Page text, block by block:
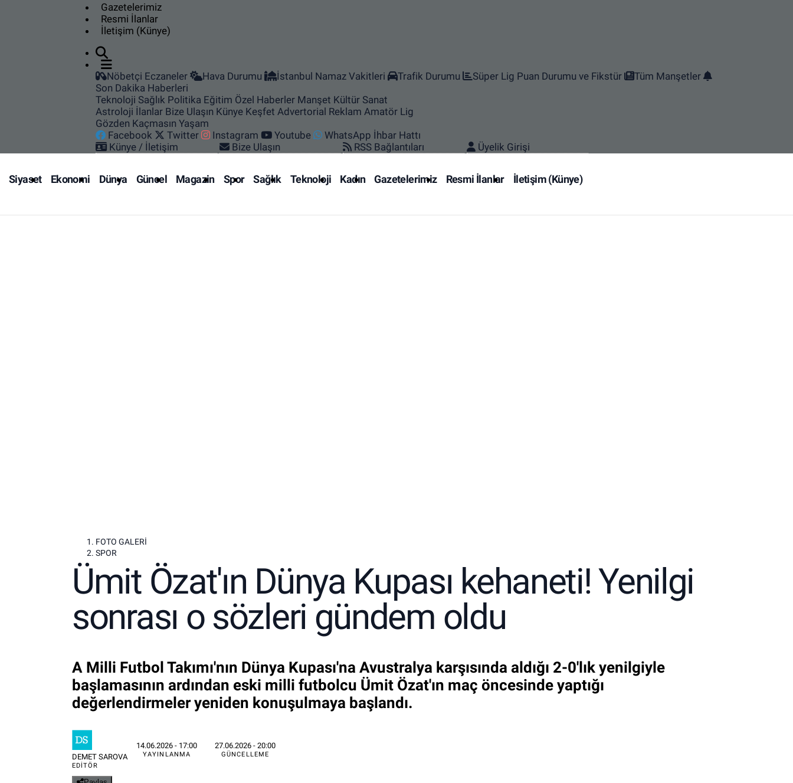
Gazetelerimiz
Resmi İlanlar
İletişim (Künye)
Nöbetçi Eczaneler Hava Durumu İstanbul Namaz Vakitleri Trafik Durumu Süper Lig Puan Durumu ve Fikstür
Tüm Manşetler
Son Dakika Haberleri
Teknoloji Sağlık Politika Eğitim Özel Haberler Manşet Kültür Sanat
Astroloji İlanlar Bize Ulaşın Künye Keşfet Advertorial Reklam Amatör Lig
Gözden Kaçmasın Yaşam
Facebook
Twitter Instagram Youtube
WhatsApp İhbar Hattı
Künye / İletişim
Bize Ulaşın RSS Bağlantıları Üyelik Girişi
Siyaset Ekonomi Dünya Güncel Magazin Spor Sağlık Teknoloji Kadın Gazetelerimiz Resmi İlanlar İletişim (Künye)
FOTO GALERI
SPOR
Ümit Özat'ın Dünya Kupası kehaneti! Yenilgi
sonrası o sözleri gündem oldu
A Milli Futbol Takımı'nın Dünya Kupası'na Avustralya karşısında aldığı 2-0'lık yenilgiyle
başlamasının ardından eski milli futbolcu Ümit Özat'ın maç öncesinde yaptığı
değerlendirmeler yeniden konuşulmaya başlandı.
DEMET SAROVA
EDITÖR
14.06.2026 - 17:00
YAYINLANMA
27.06.2026 - 20:00
GÜNCELLEME
ASTROLOJİ